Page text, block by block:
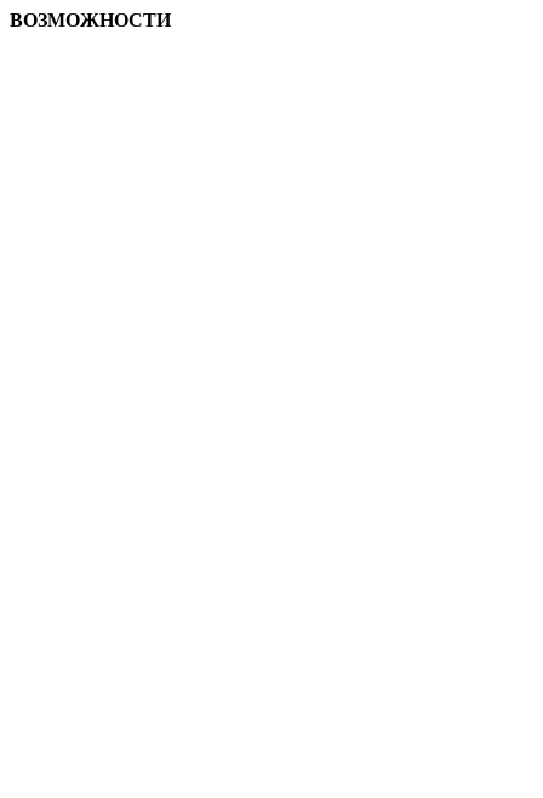
ВОЗМОЖНОСТИ